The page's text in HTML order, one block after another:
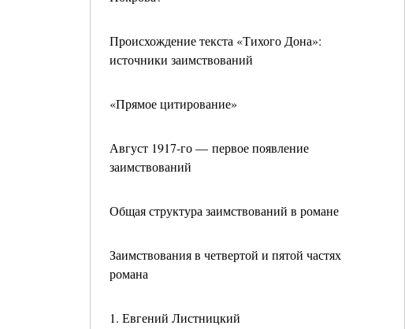
Происхождение текста «Тихого Дона»:
источники заимствований
«Прямое цитирование»
Август 1917-го — первое появление
заимствований
Общая структура заимствований в романе
Заимствования в четвертой и пятой частях
романа
1. Евгений Листницкий